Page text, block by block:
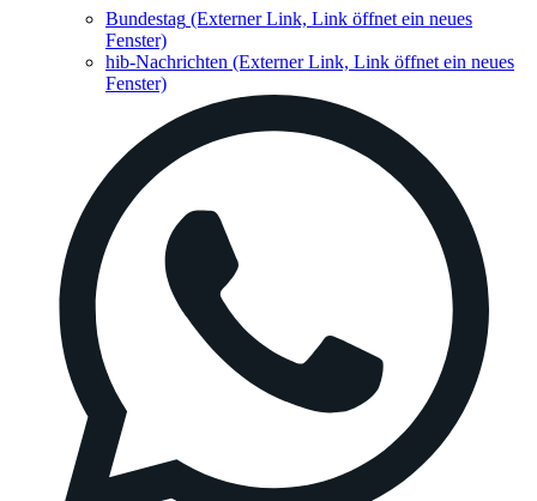
Bundestag (Externer Link, Link öffnet ein neues
Fenster)
hib-Nachrichten (Externer Link, Link öffnet ein neues
Fenster)